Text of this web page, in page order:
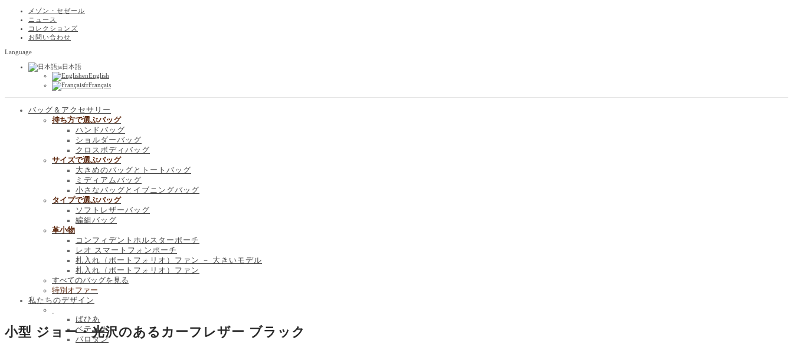
メゾン・セゼール
ニュース
コレクションズ
お問い合わせ
Language
ja日本語
enEnglish
frFrançais
バッグ＆アクセサリー
持ち方で選ぶバッグ
ハンドバッグ
ショルダーバッグ
クロスボディバッグ
サイズで選ぶバッグ
大きめのバッグとトートバッグ
ミディアムバッグ
小さなバッグとイブニングバッグ
タイプで選ぶバッグ
ソフトレザーバッグ
編組バッグ
革小物
コンフィデントホルスターポーチ
レオ スマートフォンポーチ
札入れ（ポートフォリオ）ファン － 大きいモデル
札入れ（ポートフォリオ）ファン
すべてのバッグを見る
特別オファー
私たちのデザイン
ばひあ
ベティナ
バロタン
小型 ジョー・光沢のあるカーフレザー ブラック